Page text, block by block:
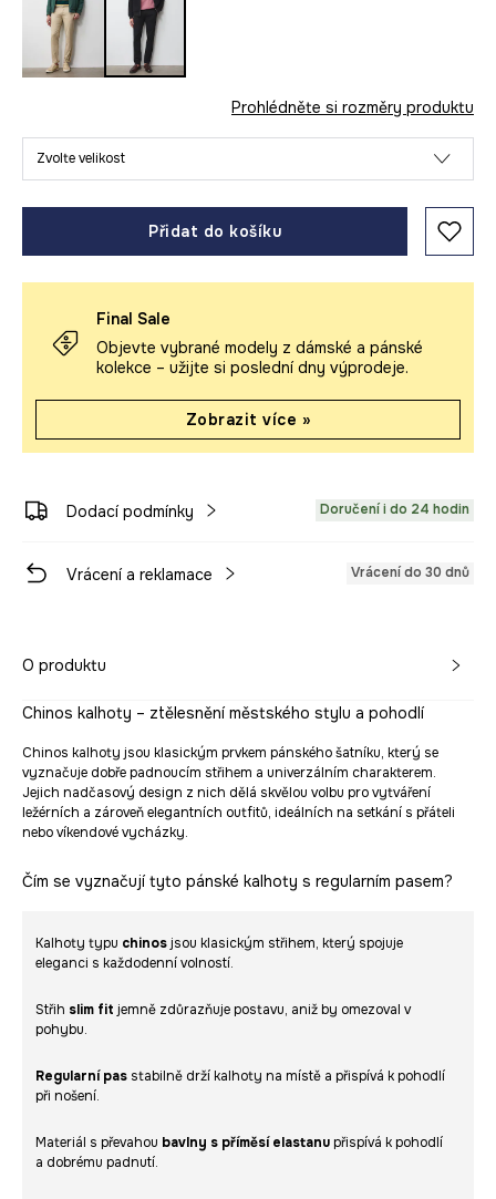
Prohlédněte si rozměry produktu
Zvolte velikost
Přidat do košíku
Final Sale
Objevte vybrané modely z dámské a pánské
kolekce – užijte si poslední dny výprodeje.
Zobrazit více »
Dodací podmínky Doručení i do 24 hodin
Vrácení a reklamace Vrácení do 30 dnů
O produktu
Chinos kalhoty – ztělesnění městského stylu a pohodlí
Chinos kalhoty jsou klasickým prvkem pánského šatníku, který se
vyznačuje dobře padnoucím střihem a univerzálním charakterem.
Jejich nadčasový design z nich dělá skvělou volbu pro vytváření
ležérních a zároveň elegantních outfitů, ideálních na setkání s přáteli
nebo víkendové vycházky.
Čím se vyznačují tyto pánské kalhoty s regularním pasem?
Kalhoty typu chinosjsou klasickým střihem, který spojuje
eleganci s každodenní volností.
Střih slim fit jemně zdůrazňuje postavu, aniž by omezoval v
pohybu.
Regularní pas stabilně drží kalhoty na místě a přispívá k pohodlí
při nošení.
Materiál s převahou bavlny s příměsí elastanu přispívá k pohodlí
a dobrému padnutí.